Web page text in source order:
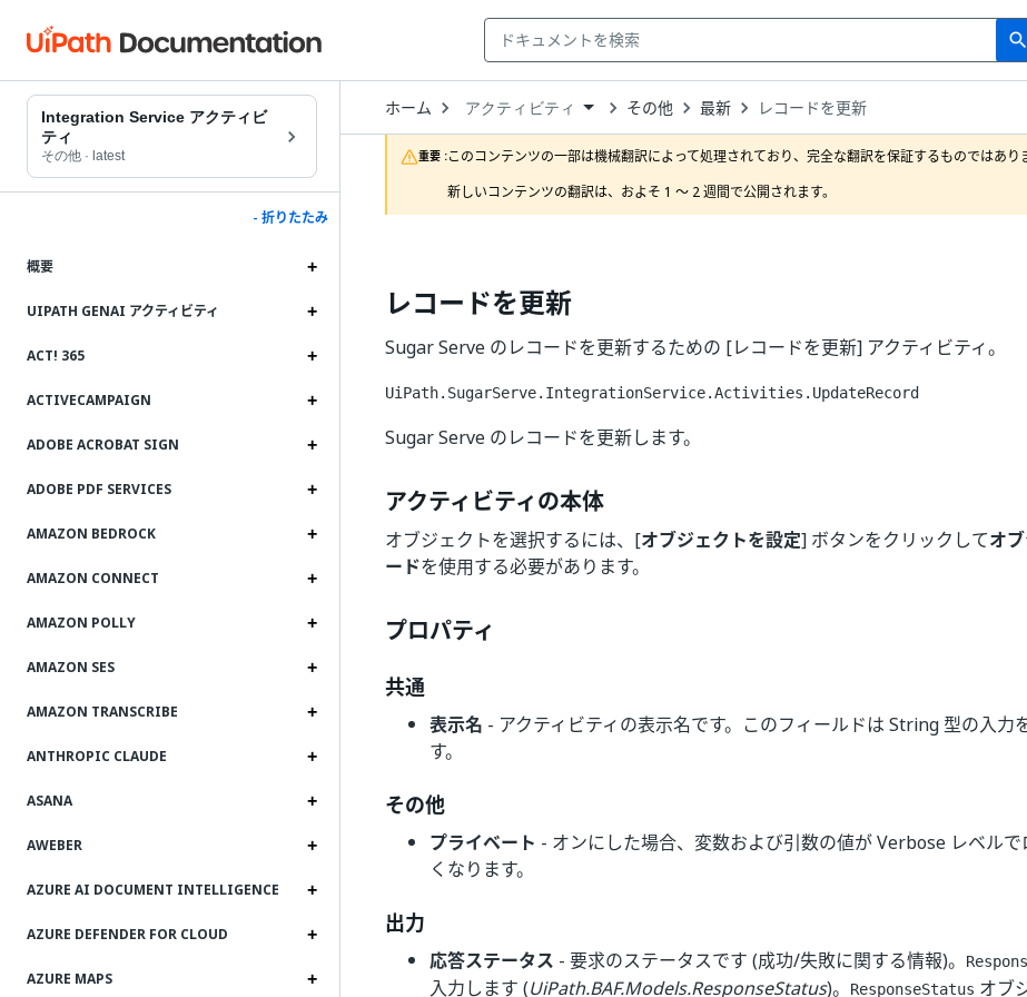
search
Integration Service アクティビ
ティ
その他 · latest
- 折りたたみ
概要
UIPATH GENAI アクティビティ
ACT! 365
ACTIVECAMPAIGN
ADOBE ACROBAT SIGN
ADOBE PDF SERVICES
AMAZON BEDROCK
AMAZON CONNECT
AMAZON POLLY
AMAZON SES
AMAZON TRANSCRIBE
ANTHROPIC CLAUDE
ASANA
AWEBER
AZURE AI DOCUMENT INTELLIGENCE
AZURE DEFENDER FOR CLOUD
AZURE MAPS
ホーム Open
Dropdown
to
choose
product
アクティビティ その他 最新 レコードを更新
重要 :このコンテンツの一部は機械翻訳によって処理されており、完全な翻訳を保証するものではあり
新しいコンテンツの翻訳は、およそ 1 ～ 2 週間で公開されます。
レコードを更新
Sugar Serve のレコードを更新するための [レコードを更新] アクティビティ。
UiPath.SugarServe.IntegrationService.Activities.UpdateRecord
Sugar Serve のレコードを更新します。
アクティビティの本体
オブジェクトを選択するには、[オブジェクトを設定] ボタンをクリックしてオ
ードを使用する必要があります。
プロパティ
共通
表示名 - アクティビティの表示名です。このフィールドは String 型の入力
す。
その他
プライベート - オンにした場合、変数および引数の値が Verbose レベル
くなります。
出力
応答ステータス - 要求のステータスです (成功/失敗に関する情報)。
入力します (UiPath.BAF.Models.ResponseStatus)。 ResponseStatus オブ